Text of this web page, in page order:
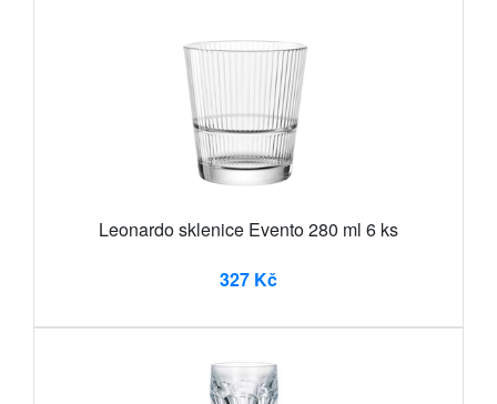
Leonardo sklenice Evento 280 ml 6 ks
327 Kč